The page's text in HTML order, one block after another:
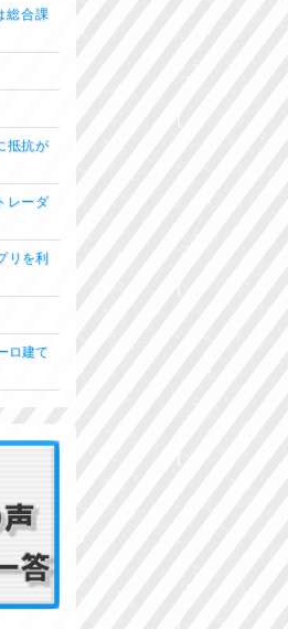
総合課
抵抗が
レーダ
リを利
ロ建て